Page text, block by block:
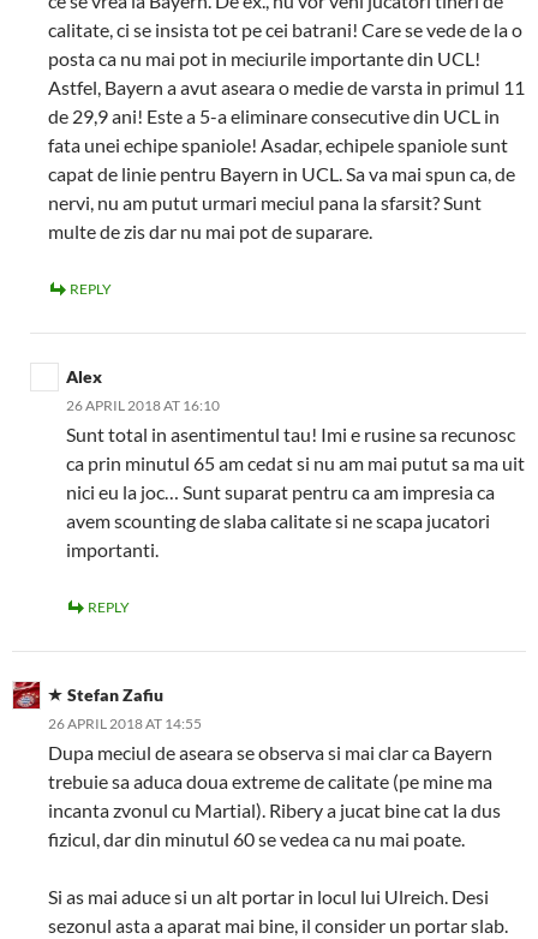
calitate, ci se insista tot pe cei batrani! Care se vede de la o
posta ca nu mai pot in meciurile importante din UCL!
Astfel, Bayern a avut aseara o medie de varsta in primul 11
de 29,9 ani! Este a 5-a eliminare consecutive din UCL in
fata unei echipe spaniole! Asadar, echipele spaniole sunt
capat de linie pentru Bayern in UCL. Sa va mai spun ca, de
nervi, nu am putut urmari meciul pana la sfarsit? Sunt
multe de zis dar nu mai pot de suparare.
REPLY
Alex
26 APRIL 2018 AT 16:10
Sunt total in asentimentul tau! Imi e rusine sa recunosc
ca prin minutul 65 am cedat si nu am mai putut sa ma uit
nici eu la joc… Sunt suparat pentru ca am impresia ca
avem scounting de slaba calitate si ne scapa jucatori
importanti.
REPLY
Stefan Zafiu
26 APRIL 2018 AT 14:55
Dupa meciul de aseara se observa si mai clar ca Bayern
trebuie sa aduca doua extreme de calitate (pe mine ma
incanta zvonul cu Martial). Ribery a jucat bine cat la dus
fizicul, dar din minutul 60 se vedea ca nu mai poate.
Si as mai aduce si un alt portar in locul lui Ulreich. Desi
sezonul asta a aparat mai bine, il consider un portar slab.